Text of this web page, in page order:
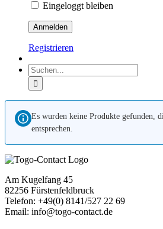
Eingeloggt bleiben
Registrieren
Suche
nach:
Es wurden keine Produkte gefunden,
entsprechen.
Am Kugelfang 45
82256 Fürstenfeldbruck
Telefon: +49(0) 8141/527 22 69
Email: info@togo-contact.de